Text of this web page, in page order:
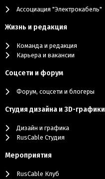
Ассоциация "Электрокабель"
Жизнь и редакция
Команда и редакция
Карьера и вакансии
Соцсети и форум
Форум, соцсети и блогеры
Студия дизайна и 3D-графики
Дизайн и графика
RusCable Студия
Мероприятия
RusCable Клуб